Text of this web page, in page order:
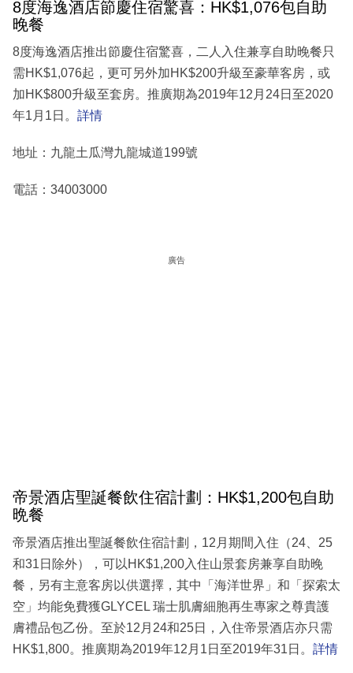
8度海逸酒店節慶住宿驚喜：HK$1,076包自助
晚餐
​8度海逸酒店推出節慶住宿驚喜，二人入住兼享自助晚餐只
需HK$1,076起，更可另外加HK$200升級至豪華客房，或
加HK$800升級至套房。推廣期為2019年12月24日至2020
年1月1日。 詳情
地址：九龍土瓜灣九龍城道199號
電話：34003000
廣告
帝景酒店聖誕餐飲住宿計劃：HK$1,200包自助
晩餐
帝景酒店推出聖誕餐飲住宿計劃，12月期間入住（24、25
和31日除外），可以HK$1,200入住山景套房兼享自助晚
餐，另有主意客房以供選擇，其中「海洋世界」和「探索太
空」均能免費獲GLYCEL 瑞士肌膚細胞再生專家之尊貴護
膚禮品包乙份。至於12月24和25日，入住帝景酒店亦只需
HK$1,800。推廣期為2019年12月1日至2019年31日。 詳情